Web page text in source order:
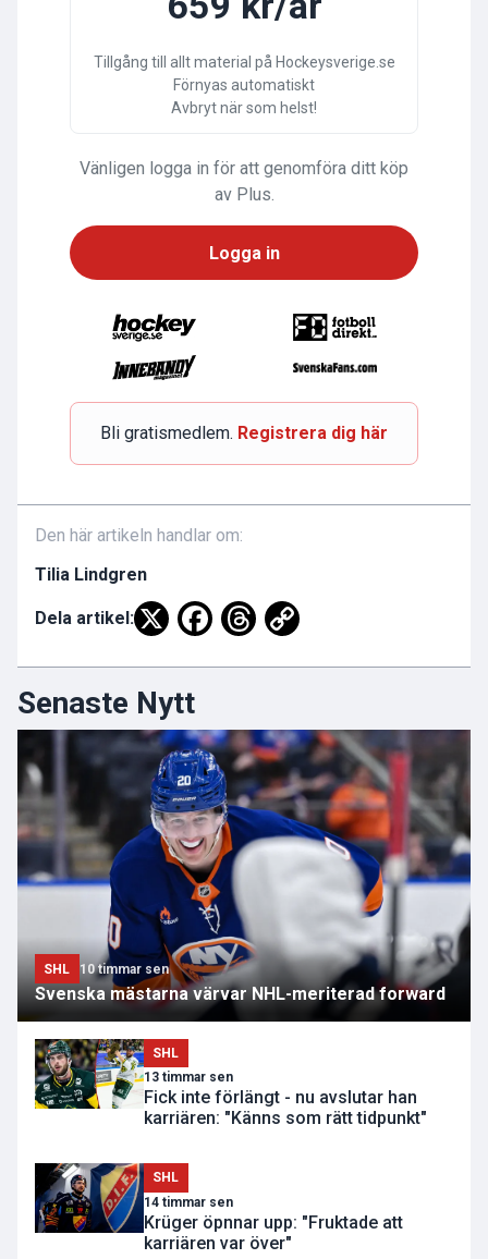
Tillgång till allt material på Hockeysverige.se
Förnyas automatiskt
Avbryt när som helst!
Vänligen logga in för att genomföra ditt köp
av Plus.
Logga in
Bli gratismedlem. Registrera dig här
Den här artikeln handlar om:
Tilia Lindgren
Dela artikel:
Senaste Nytt
SHL 10 timmar sen
Svenska mästarna värvar NHL-meriterad forward
SHL
13 timmar sen
Fick inte förlängt - nu avslutar han
karriären: "Känns som rätt tidpunkt"
SHL
14 timmar sen
Krüger öpnnar upp: "Fruktade att
karriären var över"